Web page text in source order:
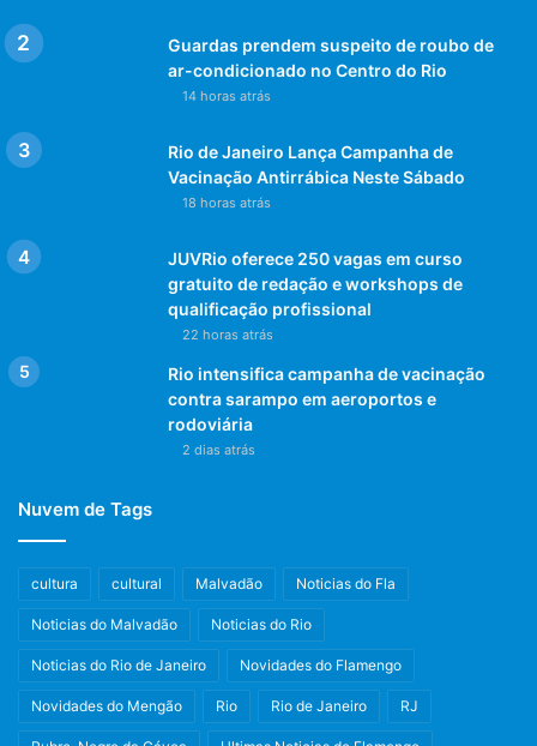
Guardas prendem suspeito de roubo de
ar-condicionado no Centro do Rio
14 horas atrás
Rio de Janeiro Lança Campanha de
Vacinação Antirrábica Neste Sábado
18 horas atrás
JUVRio oferece 250 vagas em curso
gratuito de redação e workshops de
qualificação profissional
22 horas atrás
Rio intensifica campanha de vacinação
contra sarampo em aeroportos e
rodoviária
2 dias atrás
Nuvem de Tags
cultura cultural Malvadão Noticias do Fla
Noticias do Malvadão Noticias do Rio
Noticias do Rio de Janeiro Novidades do Flamengo
Novidades do Mengão Rio Rio de Janeiro RJ